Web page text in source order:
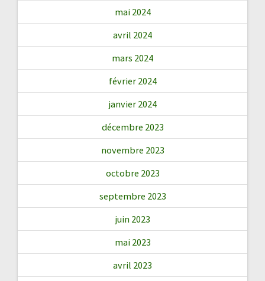
mai 2024
avril 2024
mars 2024
février 2024
janvier 2024
décembre 2023
novembre 2023
octobre 2023
septembre 2023
juin 2023
mai 2023
avril 2023